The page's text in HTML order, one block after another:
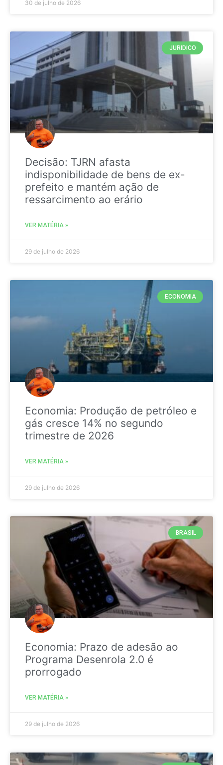
30 de julho de 2026
JURIDICO
Decisão: TJRN afasta
indisponibilidade de bens de ex-
prefeito e mantém ação de
ressarcimento ao erário
VER MATÉRIA »
29 de julho de 2026
ECONOMIA
Economia: Produção de petróleo e
gás cresce 14% no segundo
trimestre de 2026
VER MATÉRIA »
29 de julho de 2026
BRASIL
Economia: Prazo de adesão ao
Programa Desenrola 2.0 é
prorrogado
VER MATÉRIA »
29 de julho de 2026